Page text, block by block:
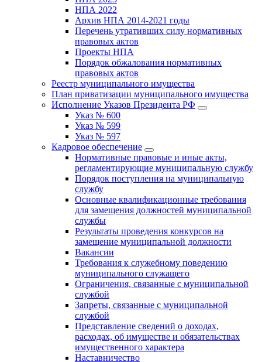
НПА 2022
Архив НПА 2014-2021 годы
Перечень утративших силу нормативных
правовых актов
Проекты НПА
Порядок обжалования нормативных
правовых актов
Реестр муниципального имущества
План приватизации муниципального имущества
Исполнение Указов Президента РФ
Указ № 600
Указ № 599
Указ № 597
Кадровое обеспечение
Нормативные правовые и иные акты,
регламентирующие муниципальную службу
Порядок поступления на муниципальную
службу
Основные квалификационные требования
для замещения должностей муниципальной
службы
Результаты проведения конкурсов на
замещение муниципальной должности
Вакансии
Требования к служебному поведению
муниципального служащего
Ограничения, связанные с муниципальной
службой
Запреты, связанные с муниципальной
службой
Представление сведений о доходах,
расходах, об имуществе и обязательствах
имущественного характера
Наставничество